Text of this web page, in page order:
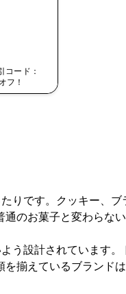
コード：
フ！
です。クッキー、
のお菓子と変わらな
設計されています
揃えているブランドは